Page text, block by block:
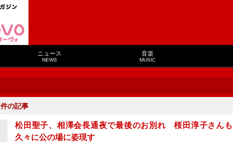
ニュース
NEWS
音楽
MUSIC
件の記事
松田聖子、相澤会長通夜で最後のお別れ 桜田淳子さんも
久々に公の場に姿現す